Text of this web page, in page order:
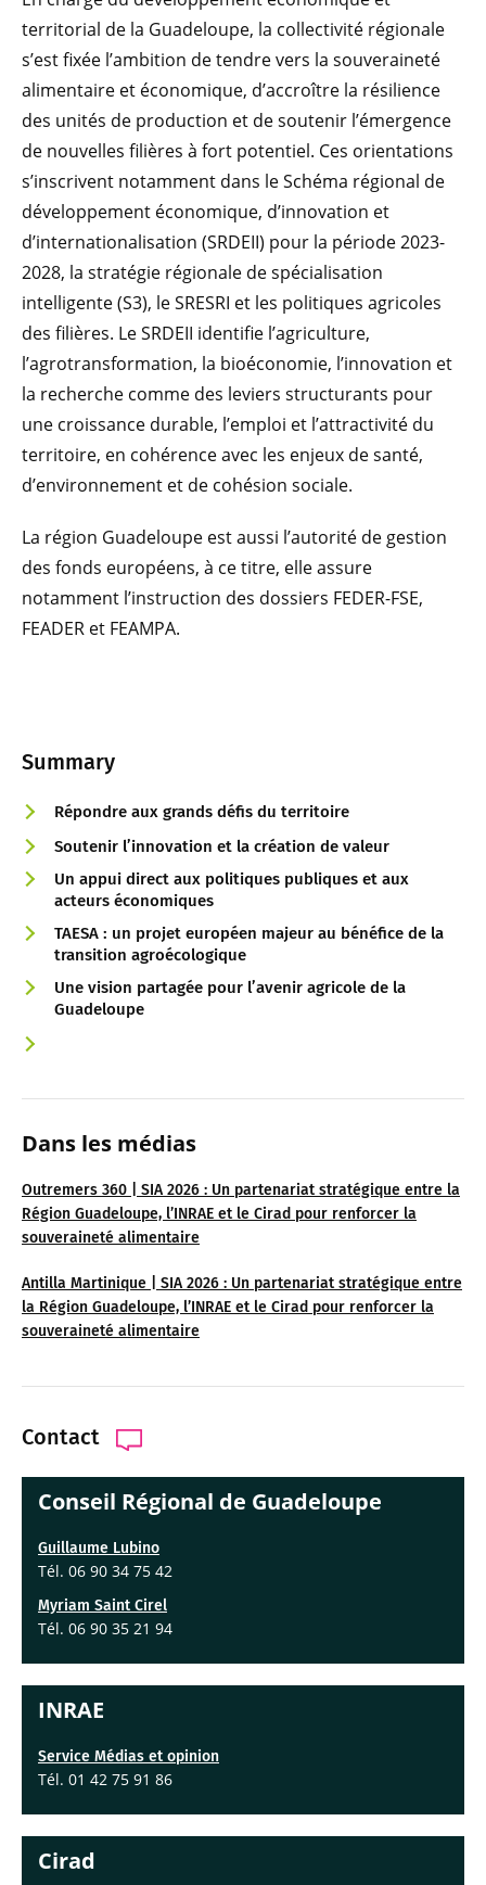
Summary
Répondre aux grands défis du territoire
Soutenir l’innovation et la création de valeur
Un appui direct aux politiques publiques et aux
acteurs économiques
TAESA : un projet européen majeur au bénéfice de la
transition agroécologique
Une vision partagée pour l’avenir agricole de la
Guadeloupe
Dans les médias
Outremers 360 | SIA 2026 : Un partenariat stratégique entre la
Région Guadeloupe, l’INRAE et le Cirad pour renforcer la
souveraineté alimentaire
Antilla Martinique | SIA 2026 : Un partenariat stratégique entre
la Région Guadeloupe, l’INRAE et le Cirad pour renforcer la
souveraineté alimentaire
Contact
Conseil Régional de Guadeloupe
Guillaume Lubino
Tél. 06 90 34 75 42
Myriam Saint Cirel
Tél. 06 90 35 21 94
INRAE
Service Médias et opinion
Tél. 01 42 75 91 86
Cirad
territorial de la Guadeloupe, la collectivité régionale
s’est fixée l’ambition de tendre vers la souveraineté
alimentaire et économique, d’accroître la résilience
des unités de production et de soutenir l’émergence
de nouvelles filières à fort potentiel. Ces orientations
s’inscrivent notamment dans le Schéma régional de
développement économique, d’innovation et
d’internationalisation (SRDEII) pour la période 2023-
2028, la stratégie régionale de spécialisation
intelligente (S3), le SRESRI et les politiques agricoles
des filières. Le SRDEII identifie l’agriculture,
l’agrotransformation, la bioéconomie, l’innovation et
la recherche comme des leviers structurants pour
une croissance durable, l’emploi et l’attractivité du
territoire, en cohérence avec les enjeux de santé,
d’environnement et de cohésion sociale.
La région Guadeloupe est aussi l’autorité de gestion
des fonds européens, à ce titre, elle assure
notamment l’instruction des dossiers FEDER-FSE,
FEADER et FEAMPA.